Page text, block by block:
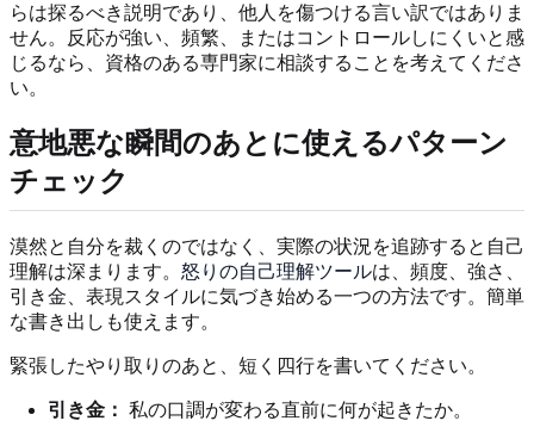
らは探るべき説明であり、他人を傷つける言い訳ではありま
せん。反応が強い、頻繁、またはコントロールしにくいと感
じるなら、資格のある専門家に相談することを考えてくださ
い。
意地悪な瞬間のあとに使えるパターン
チェック
漠然と自分を裁くのではなく、実際の状況を追跡すると自己
理解は深まります。 怒りの自己理解ツールは、頻度、強さ、
引き金、表現スタイルに気づき始める一つの方法です。簡単
な書き出しも使えます。
緊張したやり取りのあと、短く四行を書いてください。
引き金： 私の口調が変わる直前に何が起きたか。